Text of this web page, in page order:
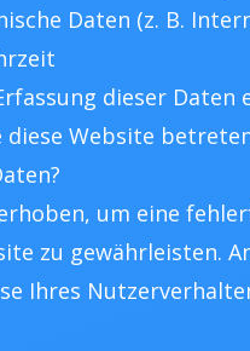
Daten (z. B.
dieser Daten
Website
um eine
zu gewährleisten.
Ihres